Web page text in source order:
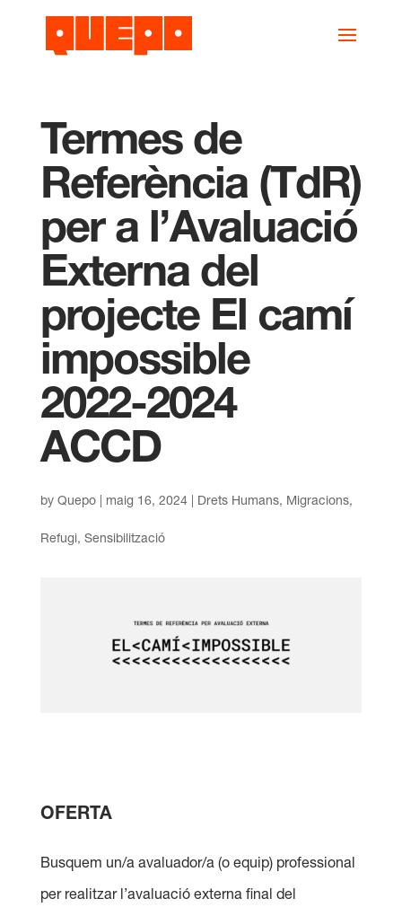
Termes de
Referència (TdR)
per a l’Avaluació
Externa del
projecte El camí
impossible
2022-2024
ACCD
by Quepo| maig 16, 2024| Drets Humans, Migracions,
Refugi, Sensibilització
OFERTA
Busquem un/a avaluador/a (o equip) professional
per realitzar l’avaluació externa final del